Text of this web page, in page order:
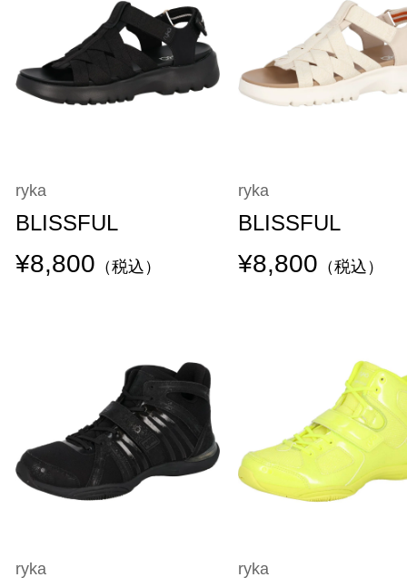
ryka
BLISSFUL
¥8,800 （税込）
ryka
BLISSFUL
¥8,800 （税込）
ryka ryka